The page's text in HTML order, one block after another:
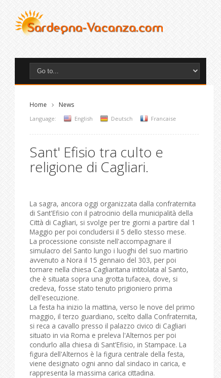
Home News
Language: English Deutsch Francaise
Sant' Efisio tra culto e
religione di Cagliari.
La sagra, ancora oggi organizzata dalla confraternita
di Sant'Efisio con il patrocinio della municipalità della
Città di Cagliari, si svolge per tre giorni a partire dal 1
Maggio per poi concludersi il 5 dello stesso mese.
La processione consiste nell'accompagnare il
simulacro del Santo lungo i luoghi del suo martirio
avvenuto a Nora il 15 gennaio del 303, per poi
tornare nella chiesa Cagliaritana intitolata al Santo,
che è situata sopra una grotta tufacea, dove, si
credeva, fosse stato tenuto prigioniero prima
dell'esecuzione.
La festa ha inizio la mattina, verso le nove del primo
maggio, il terzo guardiano, scelto dalla Confraternita,
si reca a cavallo presso il palazzo civico di Cagliari
situato in via Roma e preleva l'Alternos per poi
condurlo alla chiesa di Sant'Efisio, in Stampace. La
figura dell'Alternos è la figura centrale della festa,
viene designato ogni anno dal sindaco in carica, e
rappresenta la massima carica cittadina.